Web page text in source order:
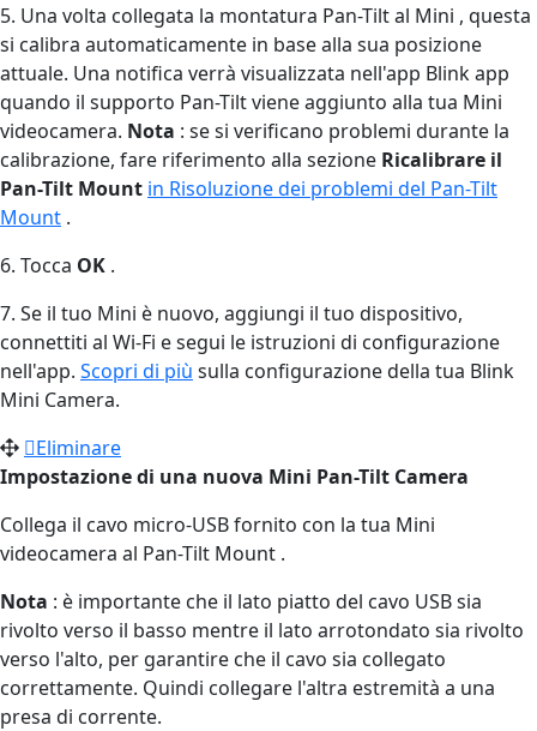
5. Una volta collegata la montatura Pan-Tilt al Mini , questa
si calibra automaticamente in base alla sua posizione
attuale. Una notifica verrà visualizzata nell'app Blink app
quando il supporto Pan-Tilt viene aggiunto alla tua Mini
videocamera. Nota : se si verificano problemi durante la
calibrazione, fare riferimento alla sezione Ricalibrare il
Pan-Tilt Mount in Risoluzione dei problemi del Pan-Tilt
Mount .
6. Tocca OK .
7. Se il tuo Mini è nuovo, aggiungi il tuo dispositivo,
connettiti al Wi-Fi e segui le istruzioni di configurazione
nell'app. Scopri di più sulla configurazione della tua Blink
Mini Camera.
Eliminare
Impostazione di una nuova Mini Pan-Tilt Camera
Collega il cavo micro-USB fornito con la tua Mini
videocamera al Pan-Tilt Mount .
Nota : è importante che il lato piatto del cavo USB sia
rivolto verso il basso mentre il lato arrotondato sia rivolto
verso l'alto, per garantire che il cavo sia collegato
correttamente. Quindi collegare l'altra estremità a una
presa di corrente.